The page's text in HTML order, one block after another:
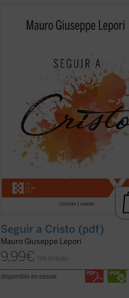
No existe universidad, curso de
formación, estudio, que pueda
meditaciones recogidas en este
son breves enseñanzas que el P.
Lepori ofrece, en el ...(ver ficha)
Seguir a Cristo (pdf)
Mauro Giuseppe Lepori
9,99€ IVA incluido
disponible en ebook: